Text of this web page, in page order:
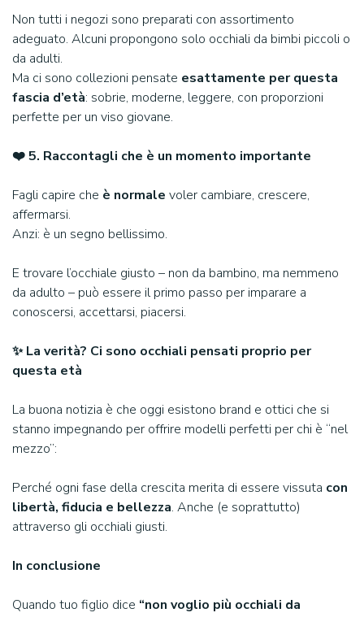
Non tutti i negozi sono preparati con assortimento
adeguato. Alcuni propongono solo occhiali da bimbi piccoli o
da adulti.
Ma ci sono collezioni pensate esattamente per questa
fascia d’età: sobrie, moderne, leggere, con proporzioni
perfette per un viso giovane.
❤️ 5. Raccontagli che è un momento importante
Fagli capire che è normale voler cambiare, crescere,
affermarsi.
Anzi: è un segno bellissimo.
E trovare l’occhiale giusto – non da bambino, ma nemmeno
da adulto – può essere il primo passo per imparare a
conoscersi, accettarsi, piacersi.
✨ La verità? Ci sono occhiali pensati proprio per
questa età
La buona notizia è che oggi esistono brand e ottici che si
stanno impegnando per offrire modelli perfetti per chi è “nel
mezzo”:
Perché ogni fase della crescita merita di essere vissuta con
libertà, fiducia e bellezza. Anche (e soprattutto)
attraverso gli occhiali giusti.
In conclusione
Quando tuo figlio dice “non voglio più occhiali da